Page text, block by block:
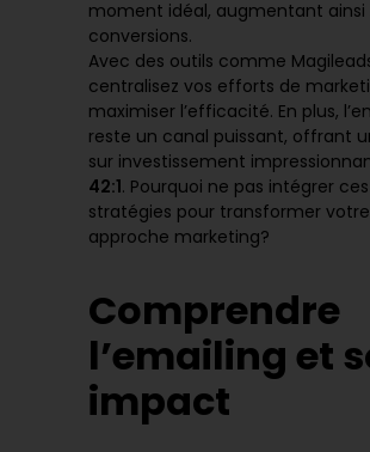
moment idéal, augmentant ainsi
conversions.
Avec des outils comme
centralisez vos efforts de
maximiser l’efficacité. En plus,
reste un canal puissant, offrant
sur investissement
42:1. Pourquoi ne pas intégrer ces
stratégies pour transformer votre
approche marketing?
Comprendre
l’emailing et
impact